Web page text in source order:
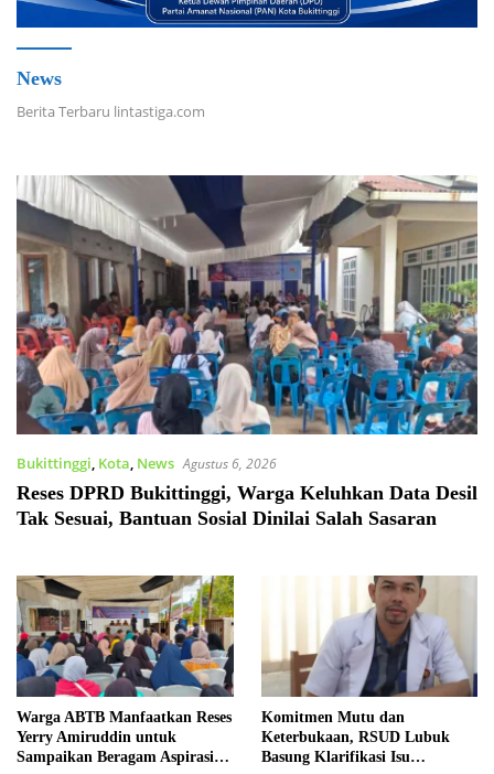
News
Berita Terbaru lintastiga.com
Bukittinggi, Kota, News Agustus 6, 2026
Reses DPRD Bukittinggi, Warga Keluhkan Data Desil
Tak Sesuai, Bantuan Sosial Dinilai Salah Sasaran
Warga ABTB Manfaatkan Reses
Yerry Amiruddin untuk
Sampaikan Beragam Aspirasi
Komitmen Mutu dan
Keterbukaan, RSUD Lubuk
Basung Klarifikasi Isu